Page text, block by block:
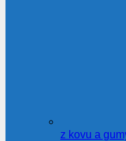
z kovu a